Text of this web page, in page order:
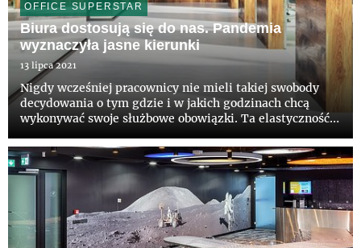
OFFICE SUPERSTAR
Biura dostosują się do nas. Pandemia
wyznaczyła jasne kierunki
13 lipca 2021
Nigdy wcześniej pracownicy nie mieli takiej swobody
decydowania o tym gdzie i w jakich godzinach chcą
wykonywać swoje służbowe obowiązki. Ta elastyczność
musieli zaoferować takie rozwiązania w biurze, żeby
pracownicy chcieli ...